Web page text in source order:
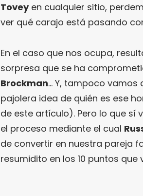
Toveyen cualquier sitio,
ver qué carajo está pasando
En el caso que nos ocupa,
sorpresa que se ha
Brockman… Y, tampoco vamos
pajolera idea de quién es ese
de este artículo). Pero lo que sí
el proceso mediante el cual
de convertir en nuestra pareja
resumidito en los 10 puntos que